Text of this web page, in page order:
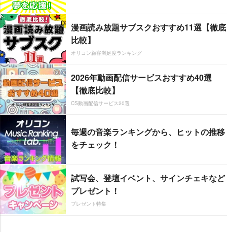
漫画読み放題サブスクおすすめ11選【徹底
比較】
オリコン顧客満足度ランキング
2026年動画配信サービスおすすめ40選
【徹底比較】
CS動画配信サービス20選
毎週の音楽ランキングから、ヒットの推移
をチェック！
試写会、登壇イベント、サインチェキなど
プレゼント！
プレゼント特集